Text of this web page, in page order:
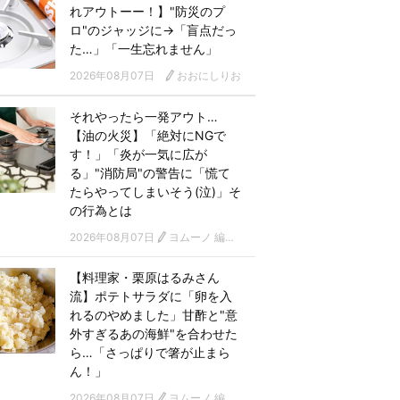
れアウトーー！】"防災のプ
ロ"のジャッジに→「盲点だっ
た…」「一生忘れません」
2026年08月07日 おおにしりお
それやったら一発アウト…
【油の火災】「絶対にNGで
す！」「炎が一気に広が
る」"消防局"の警告に「慌て
たらやってしまいそう(泣)」そ
の行為とは
2026年08月07日 ヨムーノ 編集部
【料理家・栗原はるみさん
流】ポテトサラダに「卵を入
れるのやめました」甘酢と"意
外すぎるあの海鮮"を合わせた
ら…「さっぱりで箸が止まら
ん！」